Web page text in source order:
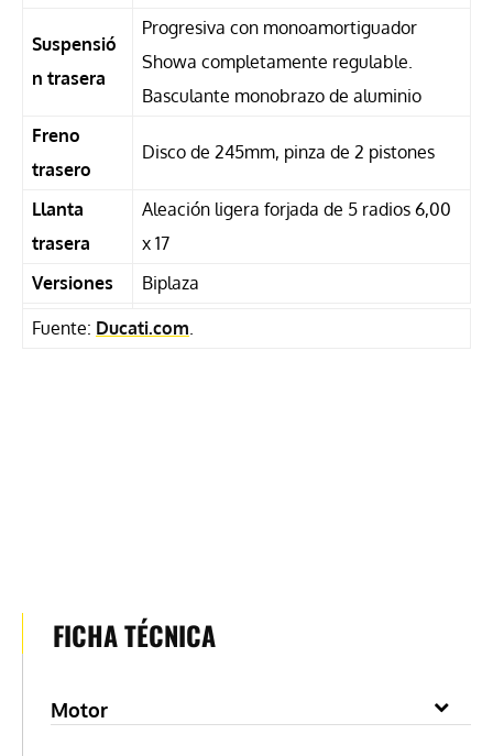
Fuente: Ducati.com
Suspensió
n trasera
Progresiva con monoamortiguador
Showa completamente regulable.
Basculante monobrazo de aluminio
Freno
trasero
Disco de 245mm, pinza de 2 pistones
Llanta
trasera
Aleación ligera forjada de 5 radios 6,00
x 17
Versiones
Biplaza
FICHA TÉCNICA
Motor